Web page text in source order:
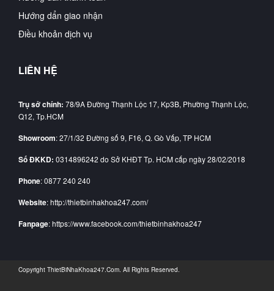
Hướng dẩn giao nhận
Điều khoản dịch vụ
LIÊN HỆ
Trụ sở chính: 78/9A Đường Thạnh Lộc 17, Kp3B, Phường Thạnh Lộc,
Q12, Tp.HCM
Showroom: 27/1/32 Đường số 9, F16, Q. Gò Vấp, TP HCM
Số ĐKKD: 0314896242 do Sở KHĐT Tp. HCM cấp ngày 28/02/2018
Phone: 0877 240 240
Website: http://thietbinhakhoa247.com/
Fanpage: https://www.facebook.com/thietbinhakhoa247
Copyright ThietBiNhaKhoa247.Com. All Rights Reserved.